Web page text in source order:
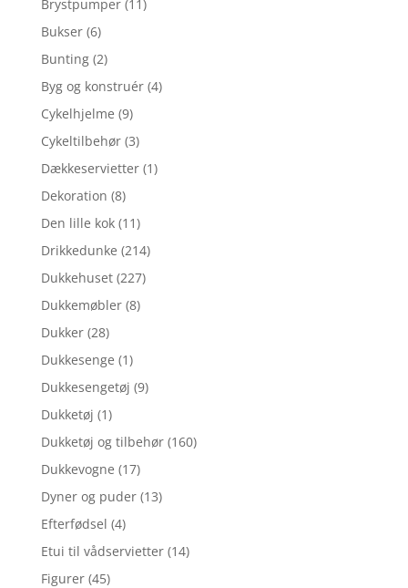
Brystpumper (11)
Bukser (6)
Bunting (2)
Byg og konstruér (4)
Cykelhjelme (9)
Cykeltilbehør (3)
Dækkeservietter (1)
Dekoration (8)
Den lille kok (11)
Drikkedunke (214)
Dukkehuset (227)
Dukkemøbler (8)
Dukker (28)
Dukkesenge (1)
Dukkesengetøj (9)
Dukketøj (1)
Dukketøj og tilbehør (160)
Dukkevogne (17)
Dyner og puder (13)
Efterfødsel (4)
Etui til vådservietter (14)
Figurer (45)